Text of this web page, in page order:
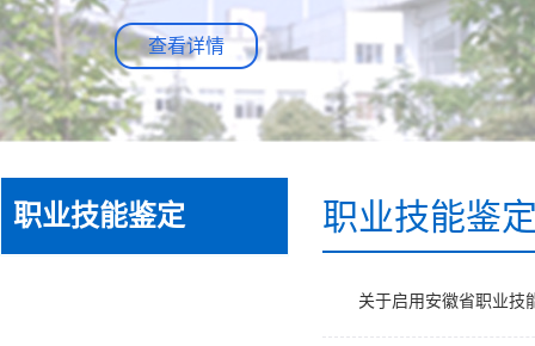
查看详情
职业技能鉴定 职业技能鉴
关于启用安徽省职业技